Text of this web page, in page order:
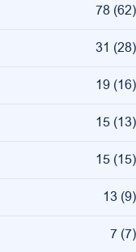
78 (62)
31 (28)
19 (16)
15 (13)
15 (15)
13 (9)
7 (7)